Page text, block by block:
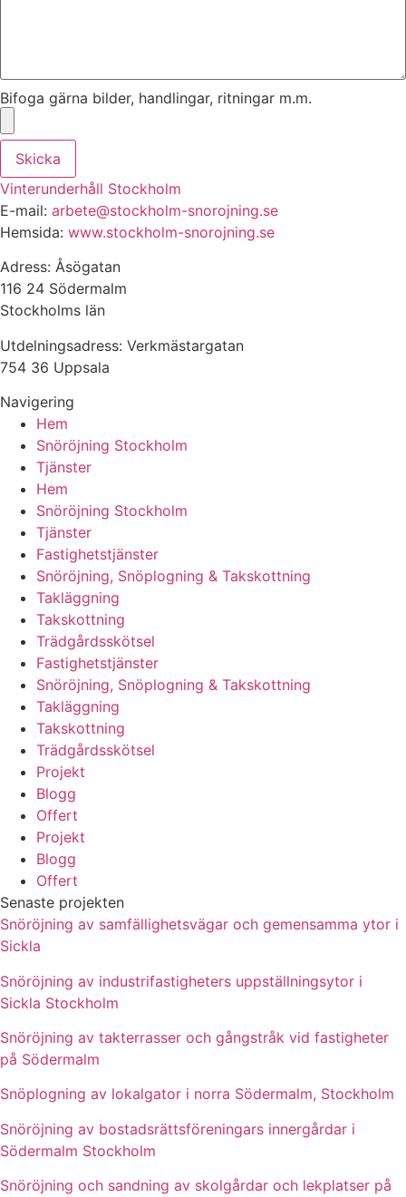
Bifoga gärna bilder, handlingar, ritningar m.m.
Skicka
Vinterunderhåll Stockholm
E-mail: arbete@stockholm-snorojning.se
Hemsida: www.stockholm-snorojning.se
Adress: Åsögatan
116 24 Södermalm
Stockholms län
Utdelningsadress: Verkmästargatan
754 36 Uppsala
Navigering
Hem
Snöröjning Stockholm
Tjänster
Hem
Snöröjning Stockholm
Tjänster
Fastighetstjänster
Snöröjning, Snöplogning & Takskottning
Takläggning
Takskottning
Trädgårdsskötsel
Fastighetstjänster
Snöröjning, Snöplogning & Takskottning
Takläggning
Takskottning
Trädgårdsskötsel
Projekt
Blogg
Offert
Projekt
Blogg
Offert
Senaste projekten
Snöröjning av samfällighetsvägar och gemensamma ytor i
Sickla
Snöröjning av industrifastigheters uppställningsytor i
Sickla Stockholm
Snöröjning av takterrasser och gångstråk vid fastigheter
på Södermalm
Snöplogning av lokalgator i norra Södermalm, Stockholm
Snöröjning av bostadsrättsföreningars innergårdar i
Södermalm Stockholm
Snöröjning och sandning av skolgårdar och lekplatser på